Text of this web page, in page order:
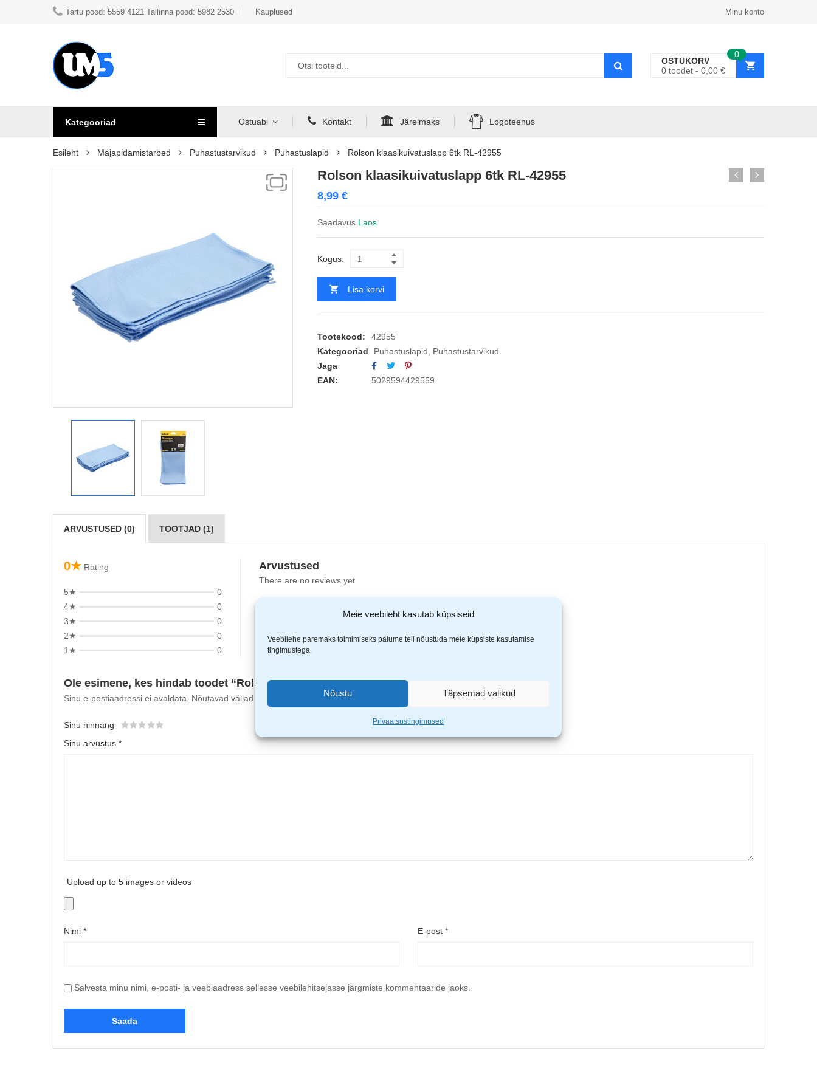
Meie veebileht kasutab küpsiseid
Veebilehe paremaks toimimiseks palume teil nõustuda meie küpsiste kasutamise
tingimustega.
Nõustu Täpsemad valikud
Privaatsustingimused
Tartu pood: 5559 4121 Tallinna pood: 5982 2530 Kauplused Minu konto
0
OSTUKORV
0 toodet 0,00 €
Kategooriad Ostuabi Kontakt Järelmaks Logoteenus
Esileht Majapidamistarbed Puhastustarvikud Puhastuslapid Rolson klaasikuivatuslapp 6tk RL-42955
Rolson klaasikuivatuslapp 6tk RL-42955
8,99 €
Saadavus Laos
Kogus:
Lisa korvi
Tootekood:
42955
Kategooriad
Puhastuslapid, Puhastustarvikud
Jaga
EAN:
5029594429559
ARVUSTUSED (0) TOOTJAD (1)
0★ Rating
5★
0
4★
0
3★
0
2★
0
1★
0
Arvustused
There are no reviews yet
Ole esimene, kes hindab toodet “Rolson klaasikuivatuslapp 6tk RL-42955”
Sinu e-postiaadressi ei avaldata. Nõutavad väljad on tähistatud
Sinu hinnang
Sinu arvustus *
Upload up to 5 images or videos
Nimi * E-post *
Salvesta minu nimi, e-posti- ja veebiaadress sellesse veebilehitsejasse järgmiste kommentaaride jaoks.